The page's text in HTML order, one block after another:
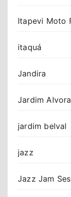
Itapevi Moto
itaquá
Jandira
Jardim
jardim belval
jazz
Jazz Jam